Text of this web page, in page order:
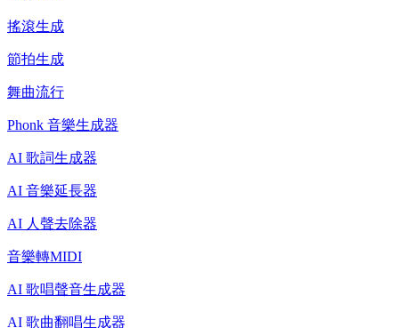
搖滾生成
節拍生成
舞曲流行
Phonk 音樂生成器
AI 歌詞生成器
AI 音樂延長器
AI 人聲去除器
音樂轉MIDI
AI 歌唱聲音生成器
AI 歌曲翻唱生成器